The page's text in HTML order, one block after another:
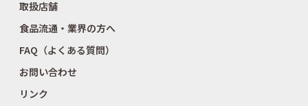
取扱店舗
食品流通・業界の方へ
FAQ（よくある質問）
お問い合わせ
リンク